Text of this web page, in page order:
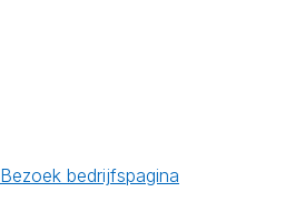
Bezoek bedrijfspagina